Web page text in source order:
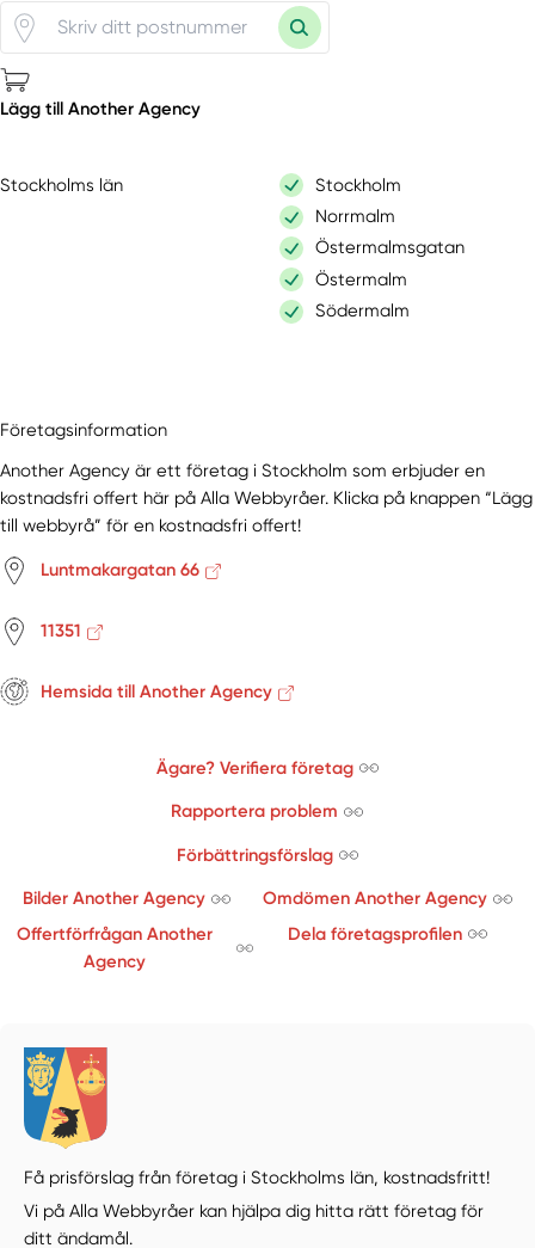
Lägg till Another Agency
Stockholms län
Stockholm
Norrmalm
Östermalmsgatan
Östermalm
Södermalm
Företagsinformation
Another Agency är ett företag i Stockholm som erbjuder en
kostnadsfri offert här på Alla Webbyråer. Klicka på knappen “Lägg
till webbyrå” för en kostnadsfri offert!
Luntmakargatan 66
11351
Hemsida till Another Agency
Ägare? Verifiera företag
Rapportera problem
Förbättringsförslag
Bilder Another Agency
Omdömen Another Agency
Offertförfrågan Another
Agency
Dela företagsprofilen
Få prisförslag från företag i Stockholms län, kostnadsfritt!
Vi på Alla Webbyråer kan hjälpa dig hitta rätt företag för
ditt ändamål.